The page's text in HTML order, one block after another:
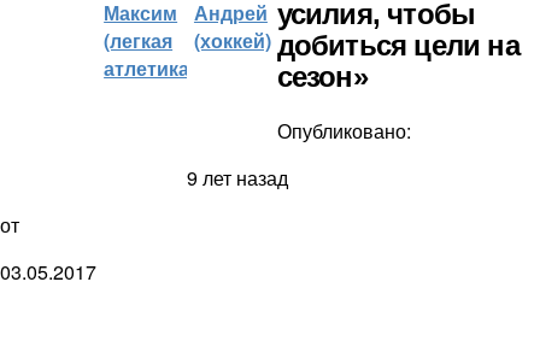
Максим
(легкая
атлетика)
Андрей
(хоккей)
усилия, чтобы
добиться цели на
сезон»
Опубликовано:
9 лет назад
от
03.05.2017